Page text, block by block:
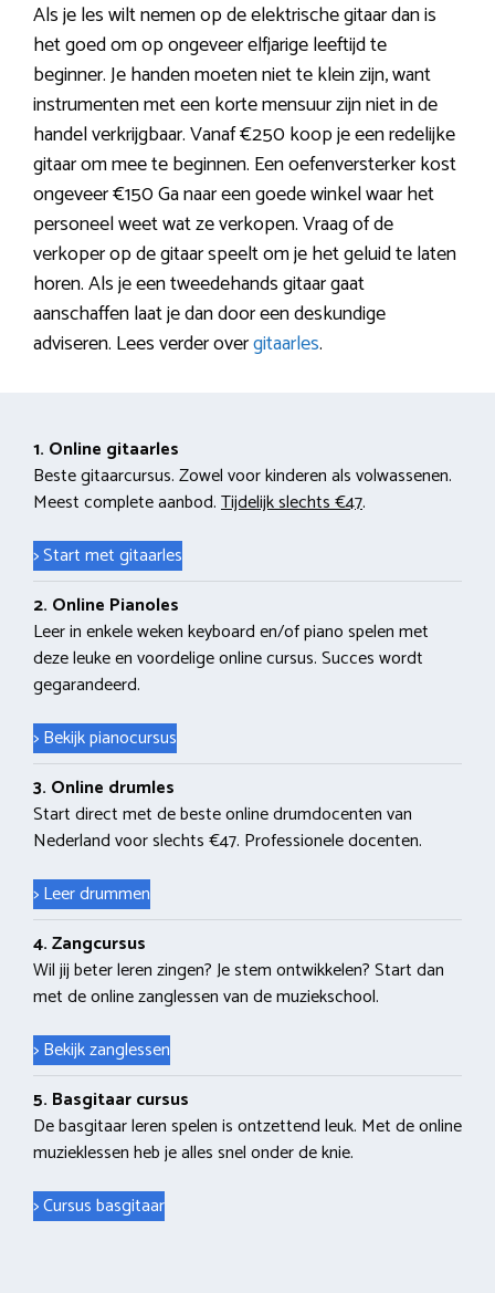
Als je les wilt nemen op de elektrische gitaar dan is
het goed om op ongeveer elfjarige leeftijd te
beginner. Je handen moeten niet te klein zijn, want
instrumenten met een korte mensuur zijn niet in de
handel verkrijgbaar. Vanaf €250 koop je een redelijke
gitaar om mee te beginnen. Een oefenversterker kost
ongeveer €150 Ga naar een goede winkel waar het
personeel weet wat ze verkopen. Vraag of de
verkoper op de gitaar speelt om je het geluid te laten
horen. Als je een tweedehands gitaar gaat
aanschaffen laat je dan door een deskundige
adviseren. Lees verder overgitaarles.
1. Online gitaarles
Beste gitaarcursus. Zowel voor kinderen als volwassenen.
Meest complete aanbod.Tijdelijk slechts €47.
> Start met gitaarles
2. Online Pianoles
Leer in enkele weken keyboard en/of piano spelen met
deze leuke en voordelige online cursus. Succes wordt
gegarandeerd.
> Bekijk pianocursus
3. Online drumles
Start direct met de beste online drumdocenten van
Nederland voor slechts €47. Professionele docenten.
> Leer drummen
4. Zangcursus
Wil jij beter leren zingen? Je stem ontwikkelen? Start dan
met de online zanglessen van de muziekschool.
> Bekijk zanglessen
5. Basgitaar cursus
De basgitaar leren spelen is ontzettend leuk. Met de online
muzieklessen heb je alles snel onder de knie.
> Cursus basgitaar